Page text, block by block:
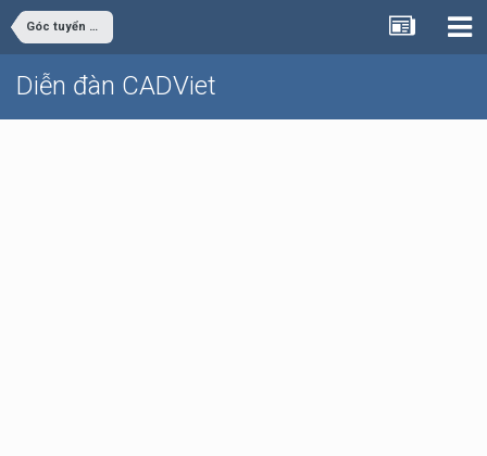
Góc tuyển dụng
Diễn đàn CADViet